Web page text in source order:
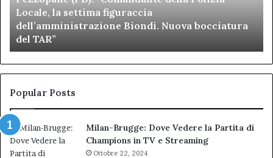
settima
figuraccia
dell’amministrazione
Biondi.
Nuova
bocciatura
del
TAR”
Locale, la settima figuraccia
dell’amministrazione Biondi. Nuova bocciatura
del TAR”
ai
Popular Posts
Milan-Brugge: Dove Vedere la Partita di
Champions in TV e Streaming
Ottobre 22, 2024